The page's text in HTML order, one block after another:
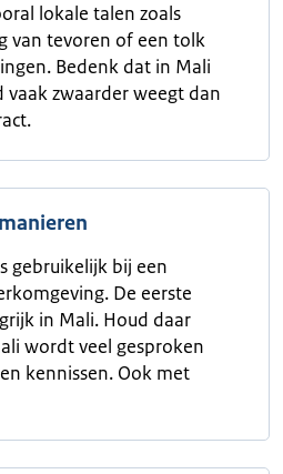
lokale talen zoals
van tevoren of een tolk
Bedenk dat in Mali
vaak zwaarder weegt dan
gebruikelijk bij een
De eerste
in Mali. Houd daar
wordt veel gesproken
kennissen. Ook met